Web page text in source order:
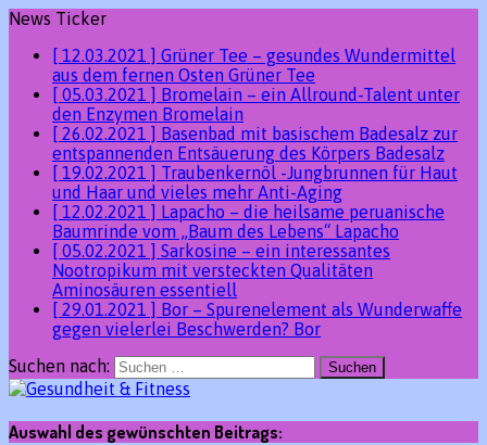
News Ticker
[ 12.03.2021 ] Grüner Tee – gesundes Wundermittel
aus dem fernen Osten Grüner Tee
[ 05.03.2021 ] Bromelain – ein Allround-Talent unter
den Enzymen Bromelain
[ 26.02.2021 ] Basenbad mit basischem Badesalz zur
entspannenden Entsäuerung des Körpers Badesalz
[ 19.02.2021 ] Traubenkernöl -Jungbrunnen für Haut
und Haar und vieles mehr Anti-Aging
[ 12.02.2021 ] Lapacho – die heilsame peruanische
Baumrinde vom „Baum des Lebens“ Lapacho
[ 05.02.2021 ] Sarkosine – ein interessantes
Nootropikum mit versteckten Qualitäten
Aminosäuren essentiell
[ 29.01.2021 ] Bor – Spurenelement als Wunderwaffe
gegen vielerlei Beschwerden? Bor
Suchen nach:
Auswahl des gewünschten Beitrags: